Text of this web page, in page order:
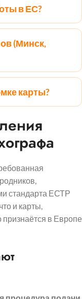
в ЕС?
(Минск,
карты?
стандарта ЕСТР
и карты,
в Европе